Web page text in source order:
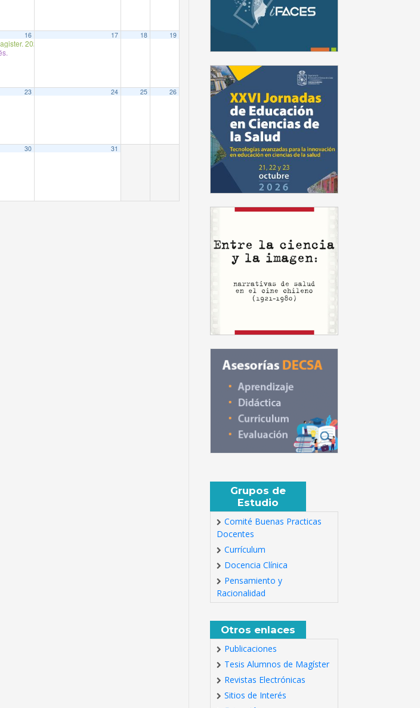
16
2025.
17 18 19
23 24 25 26
30 31
Grupos de
Estudio
Comité Buenas Practicas
Docentes
Currículum
Docencia Clínica
Pensamiento y
Racionalidad
Otros enlaces
Publicaciones
Tesis Alumnos de Magíster
Revistas Electrónicas
Sitios de Interés